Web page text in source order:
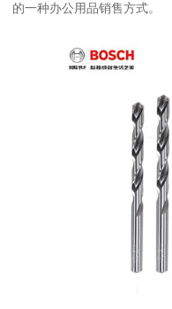
的一种办公用品销售方式。